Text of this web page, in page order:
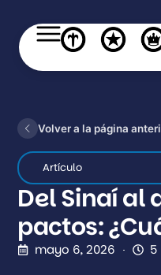
Volver a la página
Artículo
Del Sinaí al
pactos:
mayo 6, 2026 5